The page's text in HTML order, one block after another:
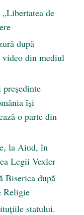
de
după
din mediul
își
o parte din
la Aiud, în
Legii Vexler
Biserica după
Religie
statului.